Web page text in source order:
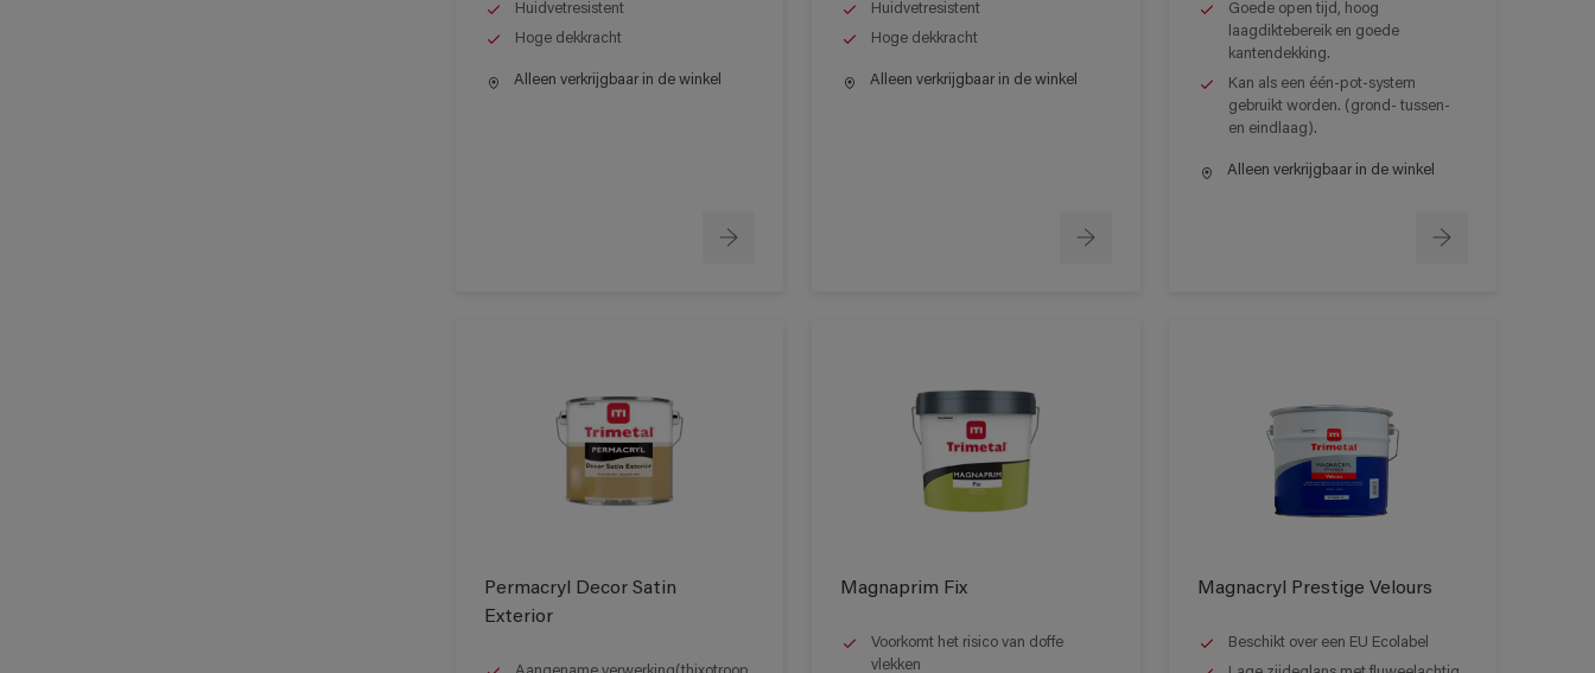
Huidvetresistent
Hoge dekkracht
Alleen verkrijgbaar in de winkel
Huidvetresistent
Hoge dekkracht
Alleen verkrijgbaar in de winkel
Goede open tijd, hoog
laagdiktebereik en goede
kantendekking.
Kan als een één-pot-system
gebruikt worden. (grond- tussen-
en eindlaag).
Alleen verkrijgbaar in de winkel
Permacryl Decor Satin
Exterior
Magnaprim Fix
Voorkomt het risico van doffe
vlekken
Magnacryl Prestige Velours
Beschikt over een EU Ecolabel